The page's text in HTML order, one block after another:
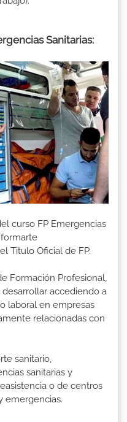
Sanitarias:
curso FP Emergencias
Titulo Oficial de FP.
Formación Profesional,
accediendo a
laboral en empresas
relacionadas con
sanitario,
sanitarias y
o de centros
emergencias.